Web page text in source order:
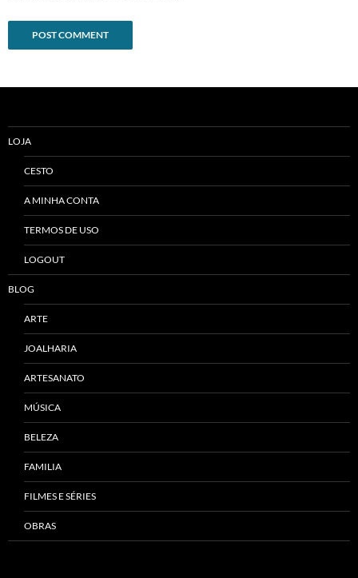
LOJA
CESTO
A MINHA CONTA
TERMOS DE USO
LOGOUT
BLOG
ARTE
JOALHARIA
ARTESANATO
MÚSICA
BELEZA
FAMILIA
FILMES E SÉRIES
OBRAS